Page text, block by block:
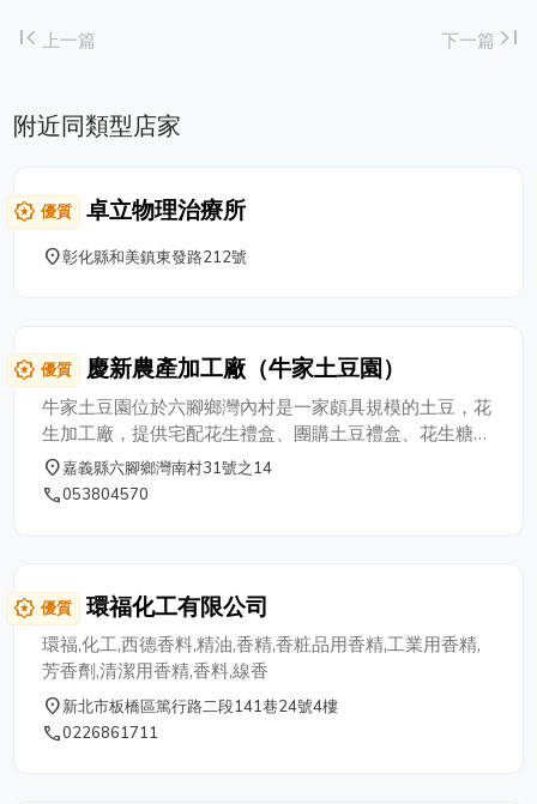
first_page 上一篇 下一篇 last_page
附近同類型店家
award_star 優質 卓立物理治療所
place彰化縣和美鎮東發路212號
award_star 優質 慶新農產加工廠（牛家土豆園）
牛家土豆園位於六腳鄉灣內村是一家頗具規模的土豆，花
生加工廠，提供宅配花生禮盒、團購土豆禮盒、花生糖伴
手禮、土豆禮盒、網購花生糖等，慶新農產加工廠從原料
的採購到篩選、洗淨、加工的過程均在嚴格的品管下作
place嘉義縣六腳鄉灣南村31號之14
phone053804570
award_star 優質 環福化工有限公司
環福,化工,西德香料,精油,香精,香粧品用香精,工業用香精,
芳香劑,清潔用香精,香料,線香
place新北市板橋區篤行路二段141巷24號4樓
phone0226861711